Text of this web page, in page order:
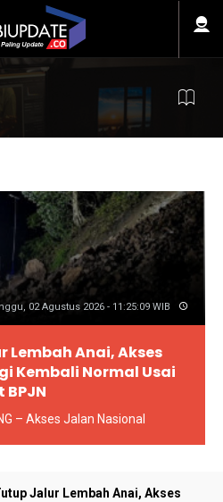
02 Agustus 2026 - 11:25:09 WIB
Lembah Anai, Akses
Kembali Normal Usai
– Akses Jalan Nasional
Jalur Lembah Anai, Akses